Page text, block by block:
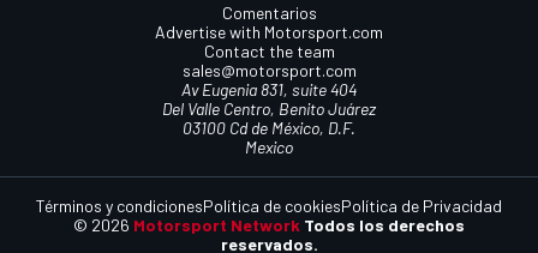
Comentarios
Advertise with Motorsport.com
Contact the team
sales@motorsport.com
Av Eugenia 831, suite 404
Del Valle Centro, Benito Juárez
03100 Cd de México, D.F.
Mexico
© 2026 Motorsport Network Todos los derechos
reservados.
Términos y condicionesPolítica de cookiesPolítica de Privacidad